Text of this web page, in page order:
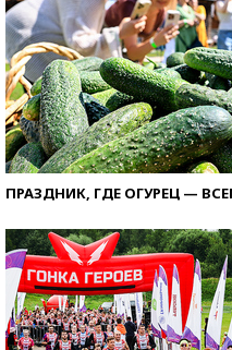
ПРАЗДНИК, ГДЕ ОГУРЕЦ —